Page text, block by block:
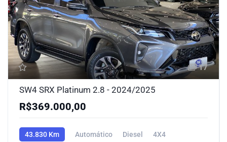
17
SW4 SRX Platinum 2.8 - 2024/2025
R$369.000,00
43.830 Km Automático Diesel 4X4